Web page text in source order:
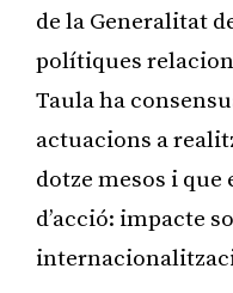
de la Generalitat
polítiques
Taula ha
actuacions a
dotze mesos i que
d’acció: impacte